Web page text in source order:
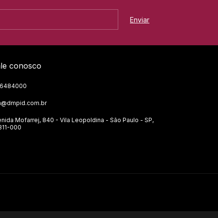
conosco
Mofarrej, 840 - Vila Leopoldina - São Paulo - SP,
000